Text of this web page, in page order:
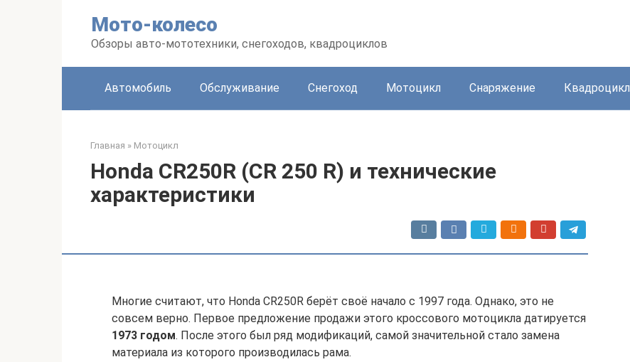
Мото-колесо
Обзоры авто-мототехники, снегоходов, квадроциклов
Автомобиль Обслуживание Снегоход Мотоцикл Снаряжение Квадроцикл
Главная » Мотоцикл
Honda CR250R (CR 250 R) и технические
характеристики
Многие считают, что Honda CR250R берёт своё начало с 1997 года. Однако, это не
совсем верно. Первое предложение продажи этого кроссового мотоцикла датируется
1973 годом. После этого был ряд модификаций, самой значительной стало замена
материала из которого производилась рама.